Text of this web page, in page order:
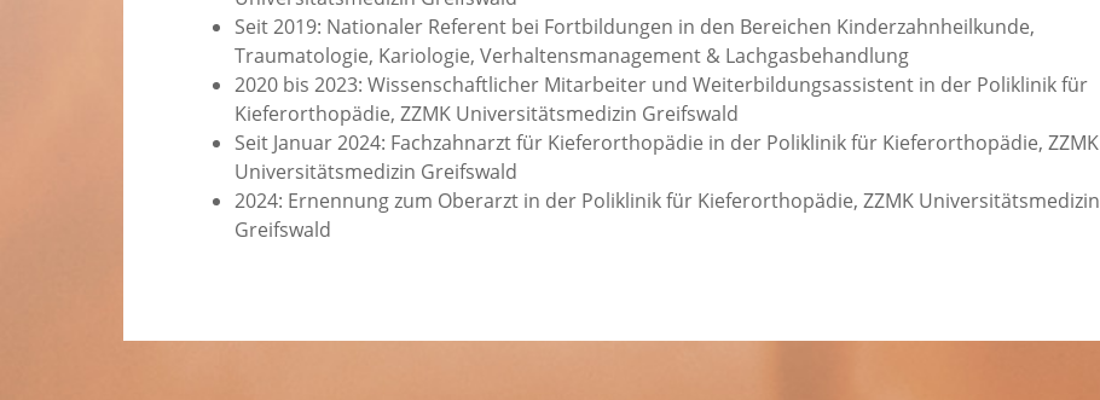
Seit 2019: Nationaler Referent bei Fortbildungen in den Bereichen Kinderzahnheilkunde,
Traumatologie, Kariologie, Verhaltensmanagement & Lachgasbehandlung
2020 bis 2023: Wissenschaftlicher Mitarbeiter und Weiterbildungsassistent in der Poliklinik für
Kieferorthopädie, ZZMK Universitätsmedizin Greifswald
Seit Januar 2024: Fachzahnarzt für Kieferorthopädie in der Poliklinik für Kieferorthopädie, ZZMK
Universitätsmedizin Greifswald
2024: Ernennung zum Oberarzt in der Poliklinik für Kieferorthopädie, ZZMK Universitätsmedizin
Greifswald